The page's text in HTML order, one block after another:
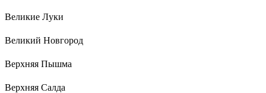
Великие Луки
Великий Новгород
Верхняя Пышма
Верхняя Салда